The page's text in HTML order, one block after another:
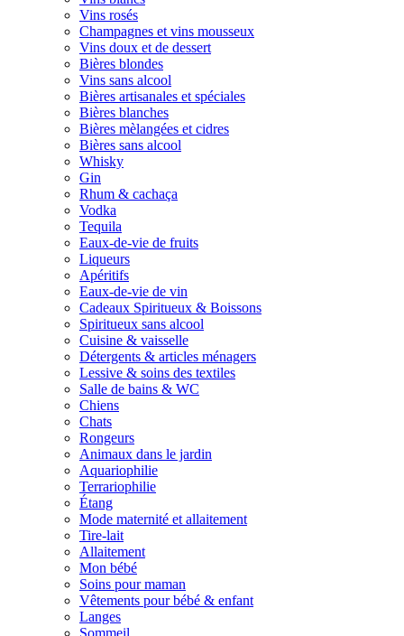
Vins rosés
Champagnes et vins mousseux
Vins doux et de dessert
Bières blondes
Vins sans alcool
Bières artisanales et spéciales
Bières blanches
Bières mèlangées et cidres
Bières sans alcool
Whisky
Gin
Rhum & cachaça
Vodka
Tequila
Eaux-de-vie de fruits
Liqueurs
Apéritifs
Eaux-de-vie de vin
Cadeaux Spiritueux & Boissons
Spiritueux sans alcool
Cuisine & vaisselle
Détergents & articles ménagers
Lessive & soins des textiles
Salle de bains & WC
Chiens
Chats
Rongeurs
Animaux dans le jardin
Aquariophilie
Terrariophilie
Étang
Mode maternité et allaitement
Tire-lait
Allaitement
Mon bébé
Soins pour maman
Vêtements pour bébé & enfant
Langes
Sommeil